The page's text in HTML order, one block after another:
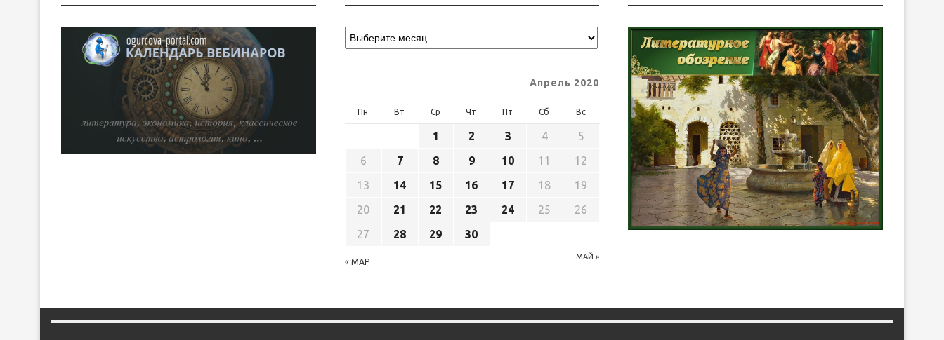
Апрель 2020
Пн Вт Ср Чт Пт Сб Вс
« МАР
МАЙ »
1 2 3 4
5
6
7 8 9 10 11
12
13
14 15 16 17 18
19
20
21 22 23 24 25
26
27
28 29 30